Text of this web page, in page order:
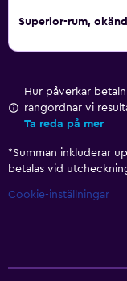
Superior-rum,
Hur påverkar
rangordnar vi
Ta reda på mer
*Summan inkluderar
betalas vid
Cookie-inställningar